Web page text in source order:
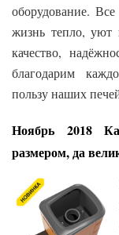
оборудование.
жизнь тепло, уют
качество,
благодарим
пользу наших
Ноябрь 2018
размером, да